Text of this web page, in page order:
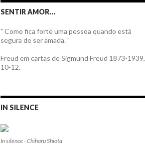
SENTIR AMOR…
" Como fica forte uma pessoa quando está
segura de ser amada. "
Freud em cartas de Sigmund Freud 1873-1939,
10-12.
IN SILENCE
In silence - Chiharu Shiota